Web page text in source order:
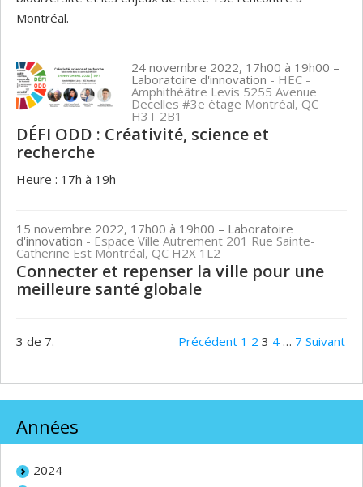
Montréal.
24 novembre 2022, 17h00 à 19h00 –
Laboratoire d'innovation - HEC -
Amphithéâtre Levis 5255 Avenue
Decelles #3e étage Montréal, QC
H3T 2B1
DÉFI ODD : Créativité, science et
recherche
Heure : 17h à 19h
15 novembre 2022, 17h00 à 19h00 – Laboratoire
d'innovation - Espace Ville Autrement 201 Rue Sainte-
Catherine Est Montréal, QC H2X 1L2
Connecter et repenser la ville pour une
meilleure santé globale
3 de 7. Précédent 1 2 3 4 … 7 Suivant
Années
2024